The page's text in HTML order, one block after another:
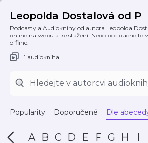
Leopolda Dostalová od P
Podcasty a Audioknihy od autora Leopolda
online na webu a ke stažení. Nebo poslouchejte
offline.
1 audiokniha
Popularity Doporučené Dle
A B C D E F G H I